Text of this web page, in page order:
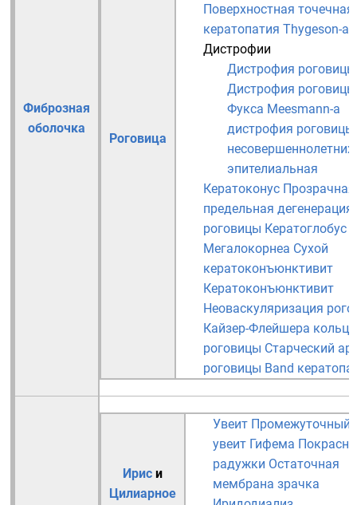
Фиброзная
оболочка
Роговица
Поверхностная точечная
кератопатия Thygeson-а
Дистрофии
Дистрофия роговицы
Дистрофия роговицы
Фукса Meesmann-а
дистрофия роговицы
несовершеннолетних
эпителиальная
Кератоконус Прозрачная
предельная дегенерация
роговицы Кератоглобус
Мегалокорнеа Сухой
кератоконъюнктивит
Кератоконъюнктивит
Неоваскуляризация
Кайзер-Флейшера кольца
роговицы Старческий
роговицы Band
Ирис и
Цилиарное
Увеит Промежуточный
увеит Гифема
радужки Остаточная
мембрана зрачка